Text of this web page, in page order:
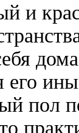
и
его
пол